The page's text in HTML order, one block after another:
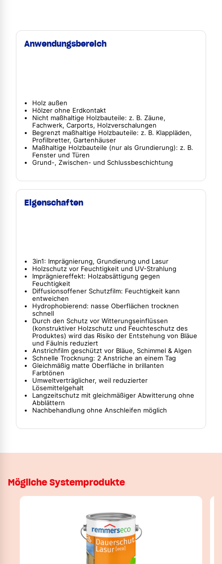
Anwendungsbereich
Holz außen
Hölzer ohne Erdkontakt
Nicht maßhaltige Holzbauteile: z. B. Zäune,
Fachwerk, Carports, Holzverschalungen
Begrenzt maßhaltige Holzbauteile: z. B. Klappläden,
Profilbretter, Gartenhäuser
Maßhaltige Holzbauteile (nur als Grundierung): z. B.
Fenster und Türen
Grund-, Zwischen- und Schlussbeschichtung
Eigenschaften
3in1: Imprägnierung, Grundierung und Lasur
Holzschutz vor Feuchtigkeit und UV-Strahlung
Imprägniereffekt: Holzabsättigung gegen
Feuchtigkeit
Diffusionsoffener Schutzfilm: Feuchtigkeit kann
entweichen
Hydrophobierend: nasse Oberflächen trocknen
schnell
Durch den Schutz vor Witterungseinflüssen
(konstruktiver Holzschutz und Feuchteschutz des
Produktes) wird das Risiko der Entstehung von Bläue
und Fäulnis reduziert
Anstrichfilm geschützt vor Bläue, Schimmel & Algen
Schnelle Trocknung: 2 Anstriche an einem Tag
Gleichmäßig matte Oberfläche in brillanten
Farbtönen
Umweltverträglicher, weil reduzierter
Lösemittelgehalt
Langzeitschutz mit gleichmäßiger Abwitterung ohne
Abblättern
Nachbehandlung ohne Anschleifen möglich
Mögliche Systemprodukte